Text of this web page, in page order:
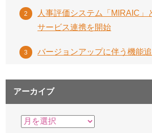
人事評価システム「MIRAIC」
サービス連携を開始
バージョンアップに伴う機能
アーカイブ